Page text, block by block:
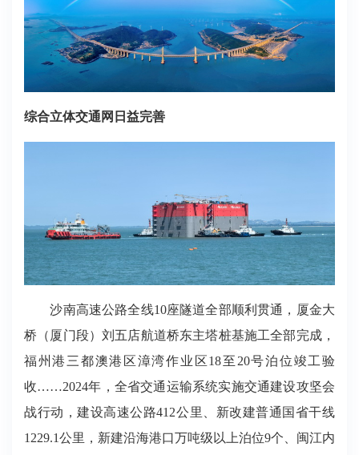
综合立体交通网日益完善
沙南高速公路全线10座隧道全部顺利贯通，厦金大
桥（厦门段）刘五店航道桥东主塔桩基施工全部完成，
福州港三都澳港区漳湾作业区18至20号泊位竣工验
收……2024年，全省交通运输系统实施交通建设攻坚会
战行动，建设高速公路412公里、新改建普通国省干线
1229.1公里，新建沿海港口万吨级以上泊位9个、闽江内